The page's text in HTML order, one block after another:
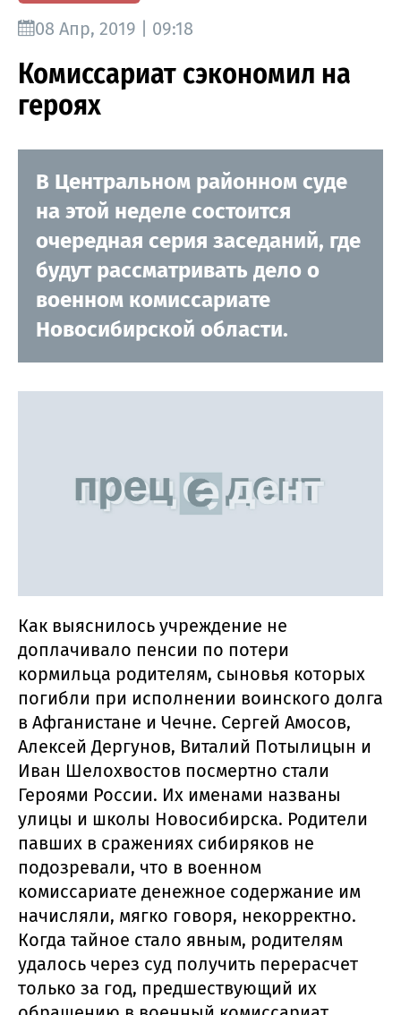
08 Апр, 2019 | 09:18
Комиссариат сэкономил на
героях
В Центральном районном суде
на этой неделе состоится
очередная серия заседаний, где
будут рассматривать дело о
военном комиссариате
Новосибирской области.
Как выяснилось учреждение не
доплачивало пенсии по потери
кормильца родителям, сыновья которых
погибли при исполнении воинского долга
в Афганистане и Чечне. Сергей Амосов,
Алексей Дергунов, Виталий Потылицын и
Иван Шелохвостов посмертно стали
Героями России. Их именами названы
улицы и школы Новосибирска. Родители
павших в сражениях сибиряков не
подозревали, что в военном
комиссариате денежное содержание им
начисляли, мягко говоря, некорректно.
Когда тайное стало явным, родителям
удалось через суд получить перерасчет
только за год, предшествующий их